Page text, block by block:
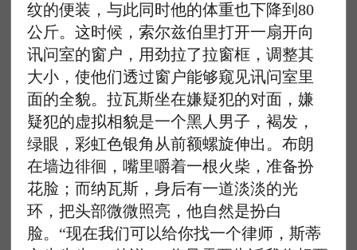
纹的便装，与此同时他的体重也下降到80
公斤。这时候，索尔兹伯里打开一扇开向
讯问室的窗户，用劲拉了拉窗框，调整其
大小，使他们透过窗户能够窥见讯问室里
面的全貌。拉瓦斯坐在嫌疑犯的对面，嫌
疑犯的虚拟相貌是一个黑人男子，褐发，
绿眼，彩虹色银角从前额螺旋伸出。布朗
在墙边徘徊，嘴里嚼着一根火柴，准备扮
花脸；而纳瓦斯，身后有一道淡淡的光
环，把头部微微照亮，他自然是扮白
脸。“现在我们可以给你找一个律师，斯蒂